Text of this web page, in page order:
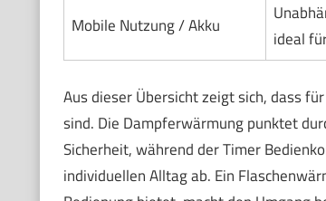
Mobile Nutzung / Akku
ideal
Aus dieser Übersicht zeigt sich, dass
sind. Die Dampferwärmung punktet
Sicherheit, während der Timer
individuellen Alltag ab. Ein